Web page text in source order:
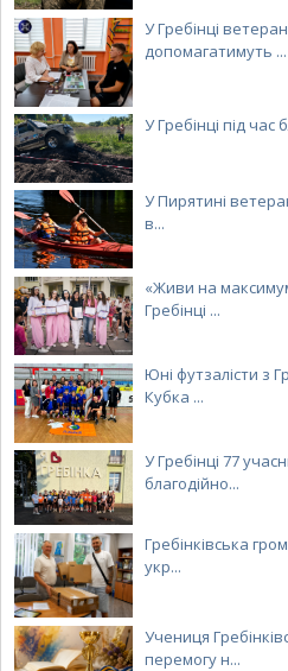
У Гребінці
допомагатимуть ...
У Гребінці під час
У Пирятині
в...
«Живи на
Гребінці ...
Юні футзалісти з
Кубка ...
У Гребінці 77
благодійно...
Гребінківська
укр...
Учениця
перемогу н...